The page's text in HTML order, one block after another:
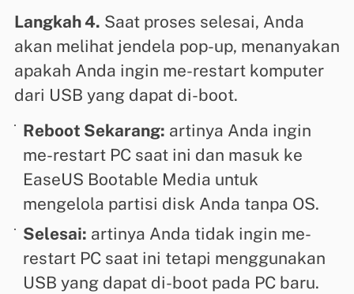
Langkah 4. Saat proses selesai, Anda
akan melihat jendela pop-up, menanyakan
apakah Anda ingin me-restart komputer
dari USB yang dapat di-boot.
Reboot Sekarang: artinya Anda ingin
me-restart PC saat ini dan masuk ke
EaseUS Bootable Media untuk
mengelola partisi disk Anda tanpa OS.
Selesai: artinya Anda tidak ingin me-
restart PC saat ini tetapi menggunakan
USB yang dapat di-boot pada PC baru.